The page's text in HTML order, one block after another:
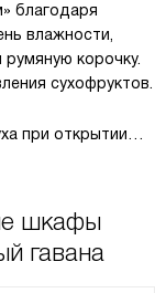
благодаря
влажности,
корочку.
сухофруктов.
при открытии
шкафы
гавана